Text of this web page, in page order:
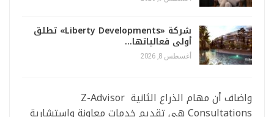
شركة «Liberty Developments» تطلق
أولى فعالياتها…
أغسطس 8, 2026
واضاف أن مهام الذراع الثانية Z-Advisor
Consultations هي تقديم خدمات معاونة واستشارية